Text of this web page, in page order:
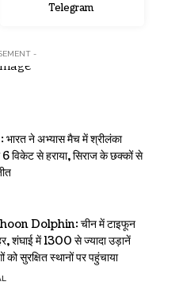
Telegram
-
ने अभ्यास मैच में श्रीलंका
विकेट से हराया, सिराज के छक्कों से
Dolphin: चीन में टाइफून
शंघाई में 1300 से ज्यादा उड़ानें
को सुरक्षित स्थानों पर पहुंचाया